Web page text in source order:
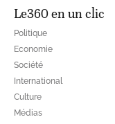
Le360 en un clic
Politique
Economie
Société
International
Culture
Médias